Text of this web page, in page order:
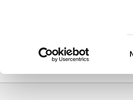
I MUSEI DEL CIBO